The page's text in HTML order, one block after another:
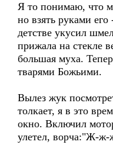
Я то понимаю, что
но взять руками
детстве укусил
прижала на стекле
большая муха.
тварями Божьими.
Вылез жук
толкает, я в это
окно. Включил
улетел, ворча:"Ж-